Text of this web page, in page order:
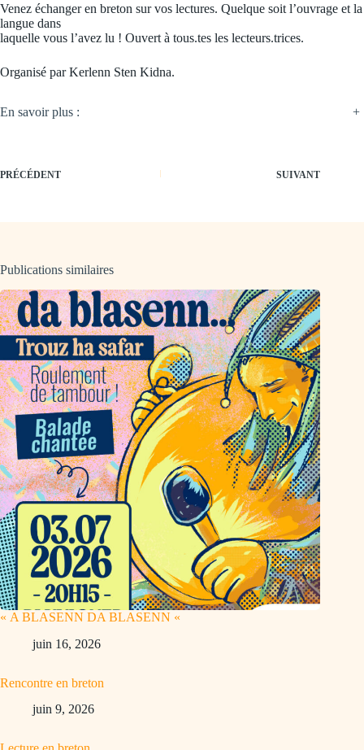
Venez échanger en breton sur vos lectures. Quelque soit l’ouvrage et la
langue dans
laquelle vous l’avez lu ! Ouvert à tous.tes les lecteurs.trices.
Organisé par Kerlenn Sten Kidna.
En savoir plus : +
PRÉCÉDENT SUIVANT
Publications similaires
« A BLASENN DA BLASENN «
juin 16, 2026
Rencontre en breton
juin 9, 2026